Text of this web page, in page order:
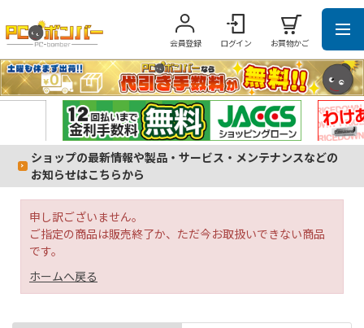
会員登録 ログイン お買物かご
ショップの最新情報や製品・サービス・メンテナンスなどの
お知らせはこちらから
申し訳ございません。
ご指定の商品は販売終了か、ただ今お取扱いできない商品
です。
ホームへ戻る